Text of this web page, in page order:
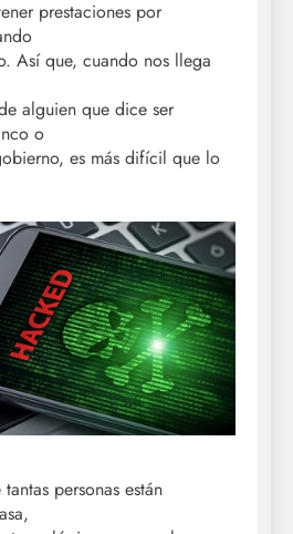
prestaciones por
Así que, cuando nos llega
alguien que dice ser
o
es más difícil que lo
personas están